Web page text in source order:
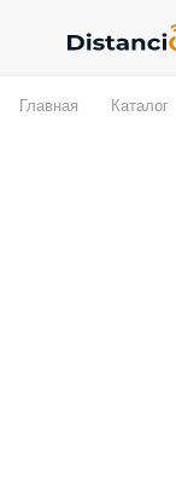
Главная Каталог